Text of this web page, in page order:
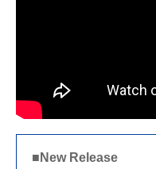
■New Release